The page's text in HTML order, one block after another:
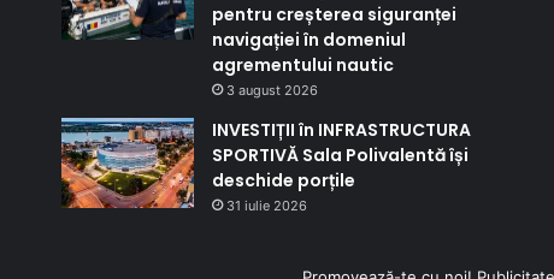
pentru creșterea siguranței
navigației în domeniul
agrementului nautic
3 august 2026
INVESTIȚII în INFRASTRUCTURA
SPORTIVĂ Sala Polivalentă își
deschide porțile
31 iulie 2026